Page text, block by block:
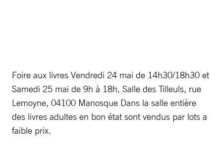
Foire aux livres Vendredi 24 mai de 14h30/18h30 et
Samedi 25 mai de 9h à 18h, Salle des Tilleuls, rue
Lemoyne, 04100 Manosque Dans la salle entière
des livres adultes en bon état sont vendus par lots a
faible prix.